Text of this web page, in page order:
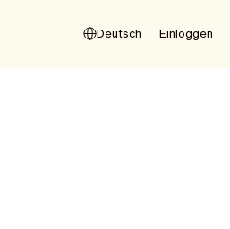
Deutsch Einloggen